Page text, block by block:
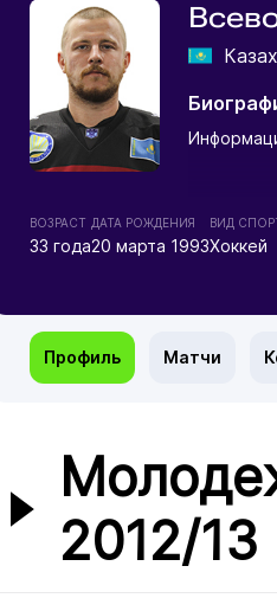
ВОЗРАСТ
33 года
ДАТА РОЖДЕНИЯ
20 марта 1993
ВИД
Хоккей
Профиль Матчи
2012/13